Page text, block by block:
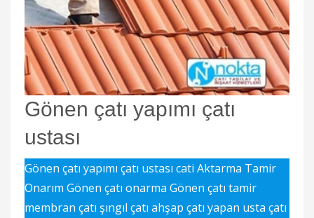
Gönen çatı yapımı çatı
ustası
Gönen çatı yapımı çatı ustası cati Aktarma Tamir
Onarım Gönen çatı onarma Gönen çatı tamir
membran çatı şıngıl çatı ahşap çatı yapan usta çatı